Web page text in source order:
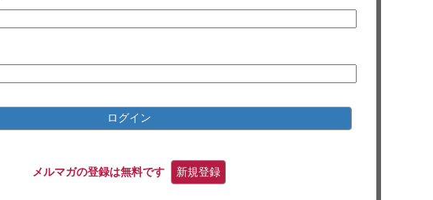
ログイン
メルマガの登録は無料です 新規登録